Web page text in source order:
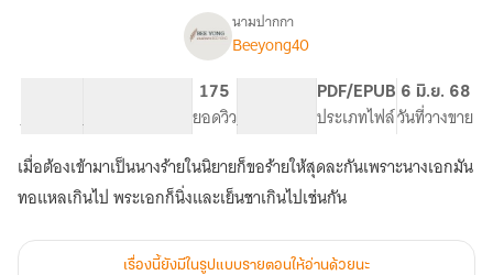
พระเอก
เรื่อง
นาง
ร้าย
พระเอก
นามปากกา
Beeyong40
จำนวนคำ จำนวนหน้า (A5)
175
ยอดวิวระดับเนื้อหา
PDF/EPUB
ประเภทไฟล์
6 มิ.ย. 68
วันที่วางขาย
เมื่อต้องเข้ามาเป็นนางร้ายในนิยายก็ขอร้ายให้สุดละกันเพราะนางเอกมัน
ทอแหลเกินไป พระเอกก็นิ่งและเย็นชาเกินไปเช่นกัน
เรื่องนี้ยังมีในรูปแบบรายตอนให้อ่านด้วยนะ